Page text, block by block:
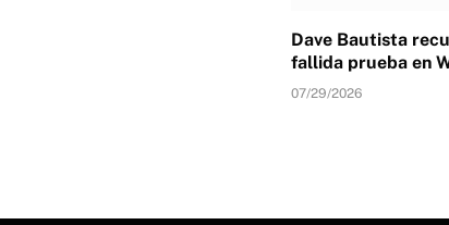
Dave Bautista
fallida prueba en
07/29/2026